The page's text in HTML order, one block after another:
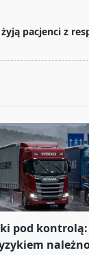
żyją pacjenci z
pod